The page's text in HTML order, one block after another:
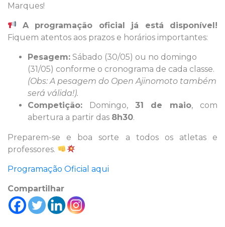
Marques!
A programação oficial já está disponível!
Fiquem atentos aos prazos e horários importantes:
Pesagem: Sábado (30/05) ou no domingo
(31/05) conforme o cronograma de cada classe.
(Obs: A pesagem do Open Ajinomoto também
será válida!).
Competição: Domingo, 31 de maio, com
abertura a partir das 8h30.
Preparem-se e boa sorte a todos os atletas e
professores.
Programação Oficial aqui
Compartilhar